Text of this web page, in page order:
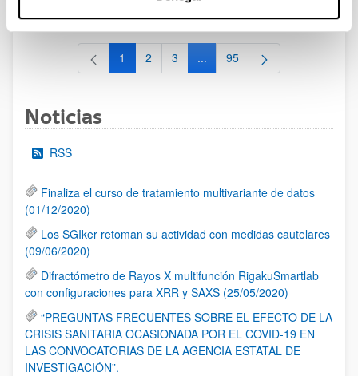
al 30/07/2026 (ambos incluídos)
Página
1 Página
2 Página
3 ...Páginas intermedias Use TAB
Página
95
Noticias
RSS
Finaliza el curso de tratamiento multivariante de datos
(01/12/2020)
Los SGIker retoman su actividad con medidas cautelares
(09/06/2020)
Difractómetro de Rayos X multifunción RigakuSmartlab
con configuraciones para XRR y SAXS (25/05/2020)
“PREGUNTAS FRECUENTES SOBRE EL EFECTO DE LA
CRISIS SANITARIA OCASIONADA POR EL COVID-19 EN
LAS CONVOCATORIAS DE LA AGENCIA ESTATAL DE
INVESTIGACIÓN”.